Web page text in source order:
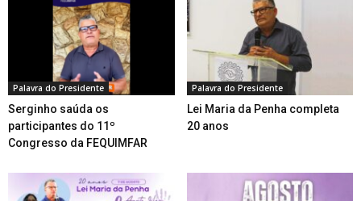
Palavra do Presidente
Serginho saúda os
participantes do 11º
Congresso da FEQUIMFAR
Palavra do Presidente
Lei Maria da Penha completa
20 anos